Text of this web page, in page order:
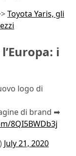
Toyota Yaris, gli
i
logo di
di brand ➡
8QI5BWDb3j
July 21, 2020